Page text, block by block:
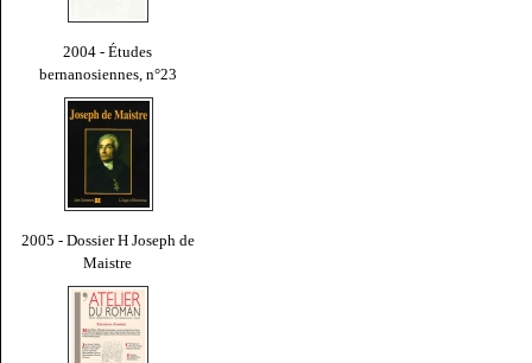
2004 - Études
bernanosiennes, n°23
2005 - Dossier H Joseph de
Maistre